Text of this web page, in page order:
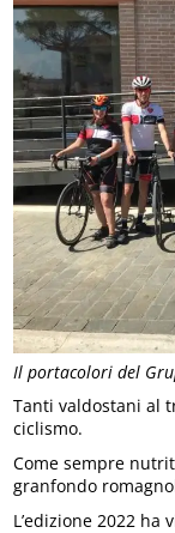
Il portacolori del
Tanti valdostani al
ciclismo.
Come sempre
granfondo
L’edizione 2022